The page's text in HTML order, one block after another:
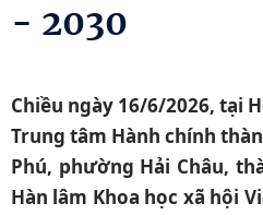
- 2030
Chiều ngày 16/6/2026, tại
Trung tâm Hành chính
Phú, phường Hải Châu,
Hàn lâm Khoa học xã hội